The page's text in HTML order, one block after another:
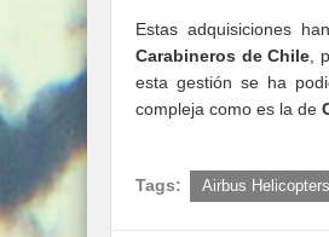
Estas adquisiciones
Carabineros de Chile,
esta gestión se ha
compleja como es la de
Tags: Airbus Helicopters